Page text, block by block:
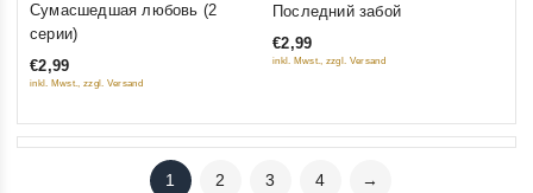
out
5
Сумасшедшая любовь (2
серии)
€2,99
inkl. Mwst., zzgl. Versand
of
Последний забой
€2,99
inkl. Mwst., zzgl. Versand
1 2 3 4 →